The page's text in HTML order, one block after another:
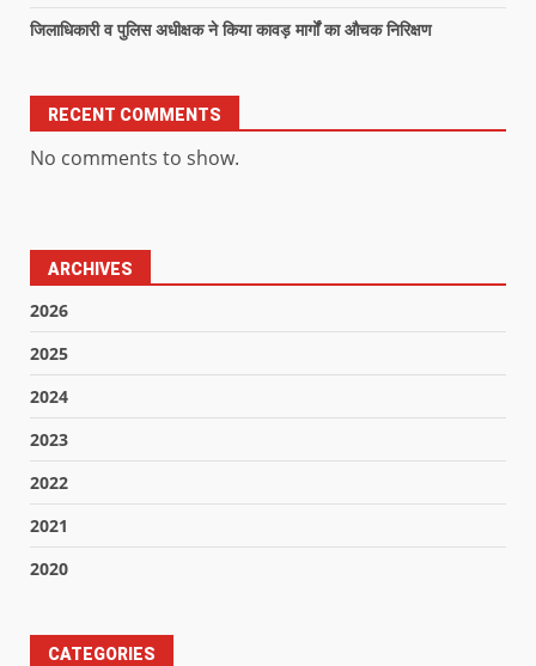
जिलाधिकारी व पुलिस अधीक्षक ने किया कावड़ मार्गों का औचक निरिक्षण
RECENT COMMENTS
No comments to show.
ARCHIVES
2026
2025
2024
2023
2022
2021
2020
CATEGORIES